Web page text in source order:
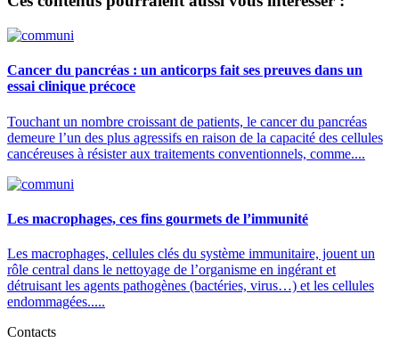
Cancer du pancréas : un anticorps fait ses preuves dans un
essai clinique précoce
Touchant un nombre croissant de patients, le cancer du pancréas
demeure l’un des plus agressifs en raison de la capacité des cellules
cancéreuses à résister aux traitements conventionnels, comme....
Les macrophages, ces fins gourmets de l’immunité
Les macrophages, cellules clés du système immunitaire, jouent un
rôle central dans le nettoyage de l’organisme en ingérant et
détruisant les agents pathogènes (bactéries, virus…) et les cellules
endommagées.....
Contacts